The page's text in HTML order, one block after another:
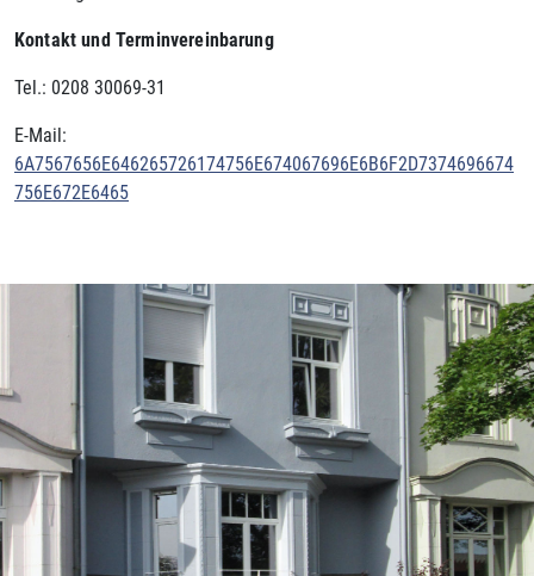
Kontakt und Terminvereinbarung
Tel.: 0208 30069-31
E-Mail:
6A7567656E646265726174756E674067696E6B6F2D7374696674
756E672E6465